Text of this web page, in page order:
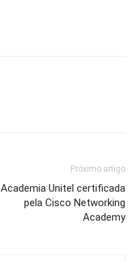
Próximo artigo
Academia Unitel certificada
pela Cisco Networking
Academy